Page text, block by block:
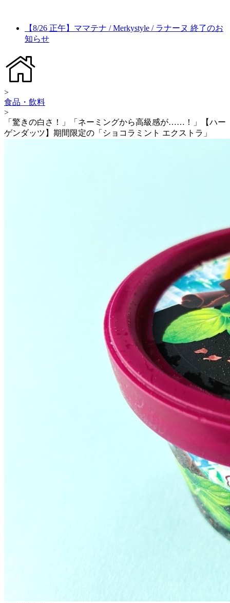
【8/26 正午】ママテナ / Merkystyle / ラナーヌ 終了のお
知らせ
>
食品・飲料
>
「驚きの白さ！」「ネーミングから高級感が……！」【ハー
ゲンダッツ】期間限定の「ショコラミント エクストラ」